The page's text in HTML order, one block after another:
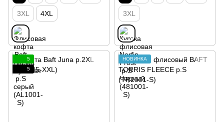
3XL 4XL 3XL
5
5
НОВИНКА